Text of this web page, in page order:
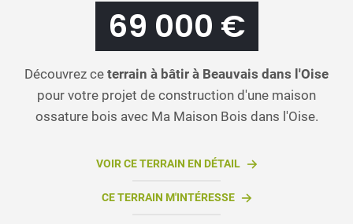
69 000 €
Découvrez ce terrain à bâtir à Beauvais dans l'Oise
pour votre projet de construction d'une maison
ossature bois avec Ma Maison Bois dans l'Oise.
VOIR CE TERRAIN EN DÉTAIL
CE TERRAIN M'INTÉRESSE